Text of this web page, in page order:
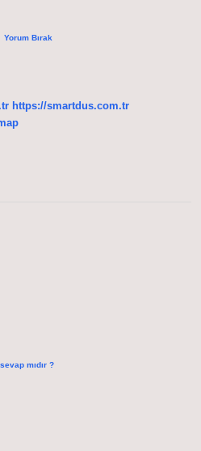
Yorum Bırak
https://smartdus.com.tr
mıdır ?